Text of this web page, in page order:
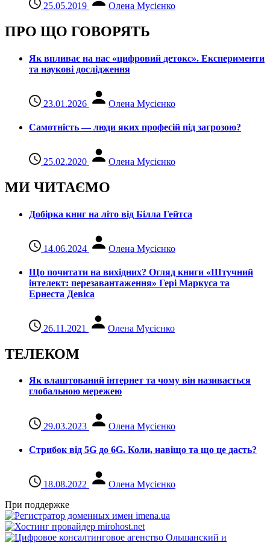
25.05.2019 Олена Мусієнко
ПРО ЩО ГОВОРЯТЬ
Як впливає на нас «цифровий детокс». Експерименти
та наукові дослідження
23.01.2026 Олена Мусієнко
Самотність — люди яких професій під загрозою?
25.02.2020 Олена Мусієнко
МИ ЧИТАЄМО
Добірка книг на літо від Білла Гейтса
14.06.2024 Олена Мусієнко
Що почитати на вихідних? Огляд книги «Штучний
інтелект: перезавантаження» Гері Маркуса та
Ернеста Девіса
26.11.2021 Олена Мусієнко
ТЕЛЕКОМ
Як влаштований інтернет та чому він називається
глобальною мережею
29.03.2023 Олена Мусієнко
Стрибок від 5G до 6G. Коли, навіщо та що це даcть?
18.08.2022
Олена Мусієнко
При поддержке